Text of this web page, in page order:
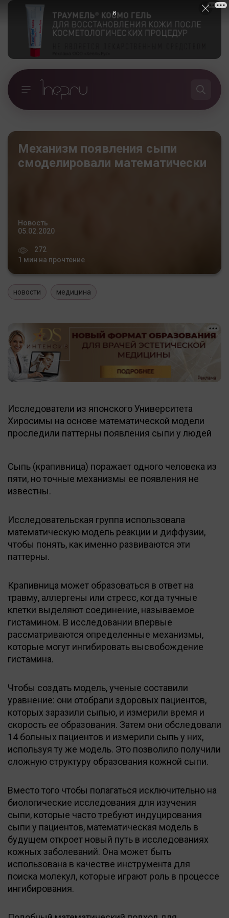
Механизм появления сыпи
смоделировали математически
Новость
05.02.2020
272
1 мин на прочтение
новости медицина
Исследователи из японского Университета
Хиросимы на основе математической модели
проследили паттерны появления сыпи у людей
Сыпь (крапивница) поражает одного человека из
пяти, но точные механизмы ее появления не
известны.
Исследовательская группа использовала
математическую модель реакции и диффузии,
чтобы понять, как именно развиваются эти
паттерны.
Крапивница может образоваться в ответ на
травму, аллергены или стресс, когда тучные
клетки выделяют соединение, называемое
гистамином. В исследовании впервые
рассматриваются определенные механизмы,
которые могут ингибировать высвобождение
гистамина.
Чтобы создать модель, ученые составили
уравнение: они отобрали здоровых пациентов,
которых заразили сыпью, и измерили время и
скорость ее образования. Затем они обследовали
14 больных пациентов и измерили сыпь у них,
используя ту же модель. Это позволило получили
сложную структуру образования кожной сыпи.
Вместо того чтобы полагаться исключительно на
биологические исследования для изучения
сыпи, которые часто требуют индуцирования
сыпи у пациентов, математическая модель в
будущем откроет новый путь в исследованиях
кожных заболеваний. Она может быть
использована в качестве инструмента для
поиска молекул, которые играют роль в процессе
ингибирования.
5